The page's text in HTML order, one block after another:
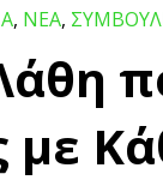
, ΝΕΑ,
με